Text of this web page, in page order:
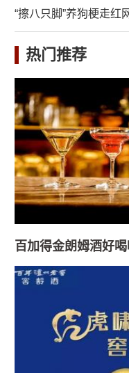
“擦八只脚”养狗梗走红
热门推荐
百加得金朗姆酒好